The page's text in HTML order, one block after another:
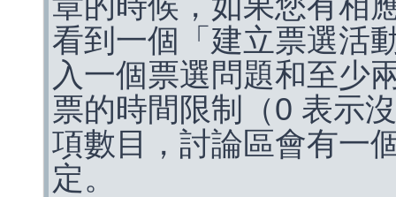
看到一個「建立票選活
入一個票選問題和至少
票的時間限制（0 表示
項數目，討論區會有一
定。